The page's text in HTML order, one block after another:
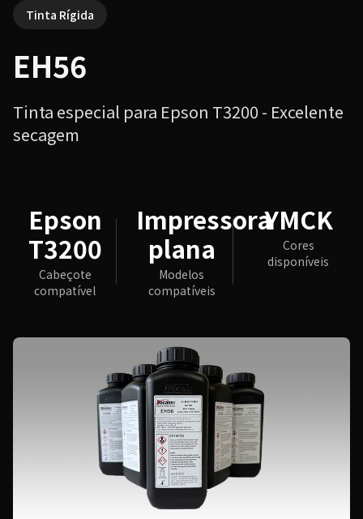
Tinta Rígida
EH56
Tinta especial para Epson T3200 - Excelente
secagem
Epson
T3200
Cabeçote
compatível
Impressora
plana
Modelos
compatíveis
YMCK
Cores
disponíveis